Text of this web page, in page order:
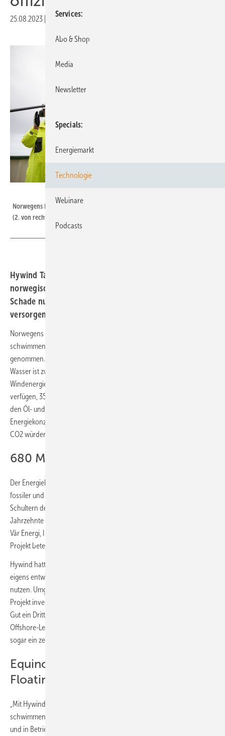
25.08.2023 Druckvorschau
Norwegens Prinz Haakon (vorne) und Premierminister Jonas Gahr Støre
(2. von rechts) bei der Inbetriebnahme von Hywind Tampen..
Hywind Tampen liegt 140 Kilometer vor der
norwegischen Küste in bis zu 300 Meter tiefem Wasser.
Schade nur, dass er ausgerechnet Gas- und Ölbohrinseln
versorgen soll.
Norwegens Kronprinz Haakon hat den derzeit größten
schwimmenden Windpark der Welt Hywind Tampen offiziell in Betrieb
genommen. Er liegt 140 Kilometer vor der norwegischen Küste, das
Wasser ist zwischen 260 und 300 Meter tief. Künftig sollen die elf
Windenergieanlagen, die zusammen über eine Leistung von 88 MW
verfügen, 35 Prozent des Strombedarf von fünf Förderplattformen in
den Öl- und Gasfeldern Gullfaks und Snorre decken, teilte der
Energiekonzern Equinor als Betreiber des Parks mit. 200.000 Tonnen
CO2 würden so jährlich eingespart.
680 Millionen Euro wurden investiert
Der Energiekonzern sieht die ungewöhnliche Kombination von
fossiler und erneuerbarer Infrastruktur eine „neue Industrie auf den
Schultern des Öl- und Gasgeschäfts“, die das Unternehmen über
Jahrzehnte erworben habe. Neben Equinor sind die Unternehmen
Vår Energi, INPEX Idemitsu, Petoro, Wintershall Dea und OMV an dem
Projekt beteiligt.
Hywind hatte das Konzept für die schwimmenden Windturbinen
eigens entwickelt, um auch in tiefen Gewässern Windenergie zu
nutzen. Umgerechnet 680 Millionen Euro wurden laut Equinor in das
Projekt investiert, den ersten schwimmenden Windpark in Norwegen.
Gut ein Drittel waren Fördergelder. Bis 2040 will das Land 30 GW
Offshore-Leistung installieren. Eine
sogar ein zehn Mal so großes Potenzial.
Equinor-Chefin kündigt größere
Floating-Windparks an
„Mit Hywind Tampen haben wir gezeigt, dass wir einen großen
schwimmenden Offshore-Windpark in der Nordsee planen, bauen
und in Betrieb nehmen können“, sagte Siri Kindem, Leiterin des
Services
Abo & Shop
Media
Newsletter
Specials
Energiemarkt
Technologie
Webinare
Podcasts